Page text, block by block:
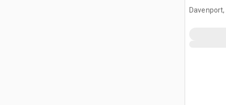
(Unused)
Davenport,